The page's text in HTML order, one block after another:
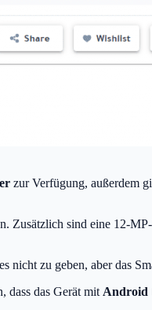
zur Verfügung, außerdem
Zusätzlich sind eine 12-
nicht zu geben, aber das
dass das Gerät mit Android